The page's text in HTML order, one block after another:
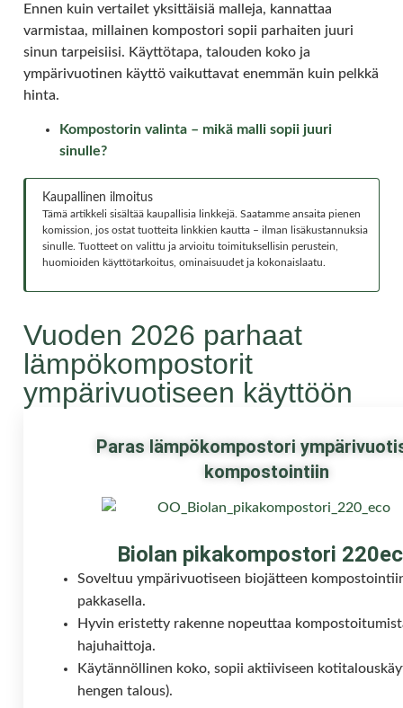
Ennen kuin vertailet yksittäisiä malleja, kannattaa
varmistaa, millainen kompostori sopii parhaiten juuri
sinun tarpeisiisi. Käyttötapa, talouden koko ja
ympärivuotinen käyttö vaikuttavat enemmän kuin pelkkä
hinta.
Kompostorin valinta – mikä malli sopii juuri
sinulle?
Kaupallinen ilmoitus
Tämä artikkeli sisältää kaupallisia linkkejä. Saatamme ansaita pienen
komission, jos ostat tuotteita linkkien kautta – ilman lisäkustannuksia
sinulle. Tuotteet on valittu ja arvioitu toimituksellisin perustein,
huomioiden käyttötarkoitus, ominaisuudet ja kokonaislaatu.
Vuoden 2026 parhaat
lämpökompostorit
ympärivuotiseen käyttöön
Paras lämpökompostori
kompostointiin
Biolan pikakompostori
Soveltuu ympärivuotiseen biojätteen
pakkasella.
Hyvin eristetty rakenne nopeuttaa
hajuhaittoja.
Käytännöllinen koko, sopii aktiiviseen
hengen talous).